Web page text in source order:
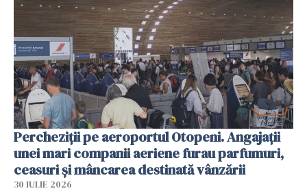
Percheziții pe aeroportul Otopeni. Angajații
unei mari companii aeriene furau parfumuri,
ceasuri și mâncarea destinată vânzării
30 IULIE 2026